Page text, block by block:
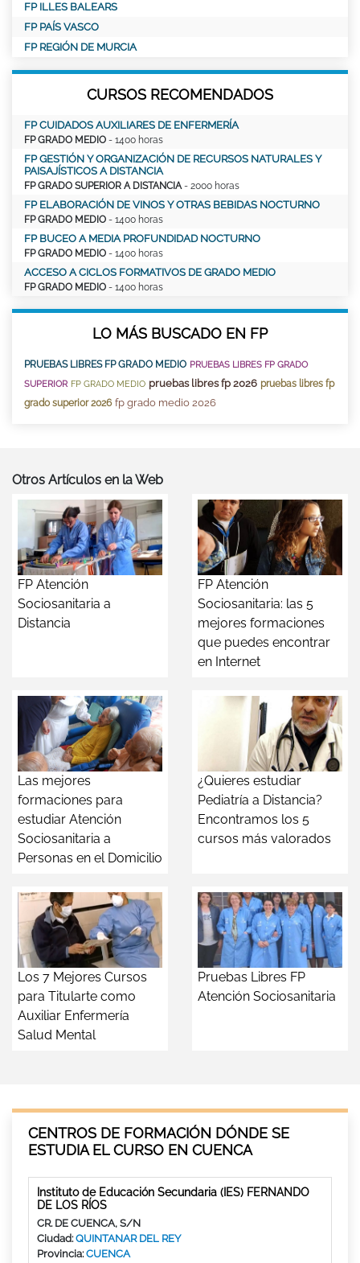
FP ILLES BALEARS
FP PAÍS VASCO
FP REGIÓN DE MURCIA
CURSOS RECOMENDADOS
FP CUIDADOS AUXILIARES DE ENFERMERÍA
FP GRADO MEDIO - 1400 horas
FP GESTIÓN Y ORGANIZACIÓN DE RECURSOS NATURALES Y
PAISAJÍSTICOS A DISTANCIA
FP GRADO SUPERIOR A DISTANCIA- 2000 horas
FP ELABORACIÓN DE VINOS Y OTRAS BEBIDAS NOCTURNO
FP GRADO MEDIO - 1400 horas
FP BUCEO A MEDIA PROFUNDIDAD NOCTURNO
FP GRADO MEDIO - 1400 horas
ACCESO A CICLOS FORMATIVOS DE GRADO MEDIO
FP GRADO MEDIO - 1400 horas
LO MÁS BUSCADO EN FP
PRUEBAS LIBRES FP GRADO MEDIO PRUEBAS LIBRES FP GRADO
SUPERIOR FP GRADO MEDIO pruebas libres fp 2026 pruebas libres fp
grado superior 2026 fp grado medio 2026
Otros Artículos en la Web
FP Atención
Sociosanitaria a
Distancia
FP Atención
Sociosanitaria: las 5
mejores formaciones
que puedes encontrar
en Internet
Las mejores
formaciones para
estudiar Atención
Sociosanitaria a
Personas en el Domicilio
¿Quieres estudiar
Pediatría a Distancia?
Encontramos los 5
cursos más valorados
Los 7 Mejores Cursos
para Titularte como
Auxiliar Enfermería
Salud Mental
Pruebas Libres FP
Atención Sociosanitaria
CENTROS DE FORMACIÓN DÓNDE SE
ESTUDIA EL CURSO EN CUENCA
Instituto de Educación Secundaria (IES) FERNANDO
DE LOS RÍOS
CR. DE CUENCA, S/N
Ciudad:QUINTANAR DEL REY
Provincia:CUENCA